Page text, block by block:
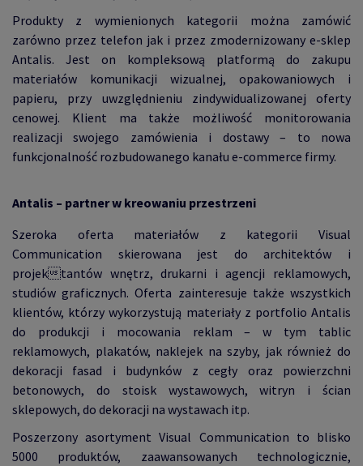
Produkty z wymienionych kategorii można zamówić
zarówno przez telefon jak i przez zmodernizowany e-sklep
Antalis. Jest on kompleksową platformą do zakupu
materiałów komunikacji wizualnej, opakowaniowych i
papieru, przy uwzględnieniu zindywidualizowanej oferty
cenowej. Klient ma także możliwość monitorowania
realizacji swojego zamówienia i dostawy – to nowa
funkcjonalność rozbudowanego kanału e-commerce firmy.
Antalis – partner w kreowaniu przestrzeni
Szeroka oferta materiałów z kategorii Visual
Communication skierowana jest do architektów i
projektantów wnętrz, drukarni i agencji reklamowych,
studiów graficznych. Oferta zainteresuje także wszystkich
klientów, którzy wykorzystują materiały z portfolio Antalis
do produkcji i mocowania reklam – w tym tablic
reklamowych, plakatów, naklejek na szyby, jak również do
dekoracji fasad i budynków z cegły oraz powierzchni
betonowych, do stoisk wystawowych, witryn i ścian
sklepowych, do dekoracji na wystawach itp.
Poszerzony asortyment Visual Communication to blisko
5000 produktów, zaawansowanych technologicznie,